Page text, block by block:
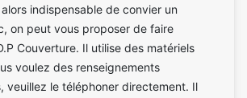
indispensable de convier un
on peut vous proposer de faire
Couverture. Il utilise des matériels
voulez des renseignements
veuillez le téléphoner directement. Il